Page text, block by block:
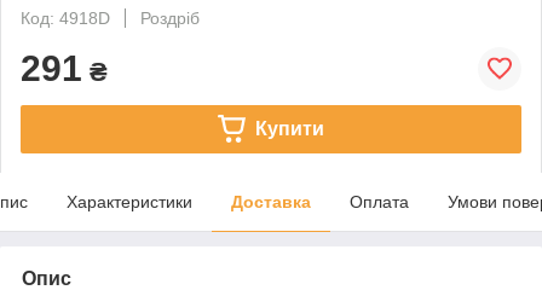
Код: 4918D
Роздріб
291 ₴
Купити
Характеристики Доставка Оплата Умови
Опис